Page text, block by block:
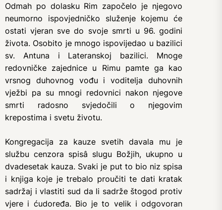
Odmah po dolasku Rim započelo je njegovo
neumorno ispovjedničko služenje kojemu će
ostati vjeran sve do svoje smrti u 96. godini
života. Osobito je mnogo ispovijedao u bazilici
sv. Antuna i Lateranskoj bazilici. Mnoge
redovničke zajednice u Rimu pamte ga kao
vrsnog duhovnog vođu i voditelja duhovnih
vježbi pa su mnogi redovnici nakon njegove
smrti radosno svjedočili o njegovim
krepostima i svetu životu.
Kongregacija za kauze svetih davala mu je
službu cenzora spisâ slugu Božjih, ukupno u
dvadesetak kauza. Svaki je put to bio niz spisa
i knjiga koje je trebalo proučiti te dati kratak
sadržaj i vlastiti sud da li sadrže štogod protiv
vjere i ćudoređa. Bio je to velik i odgovoran